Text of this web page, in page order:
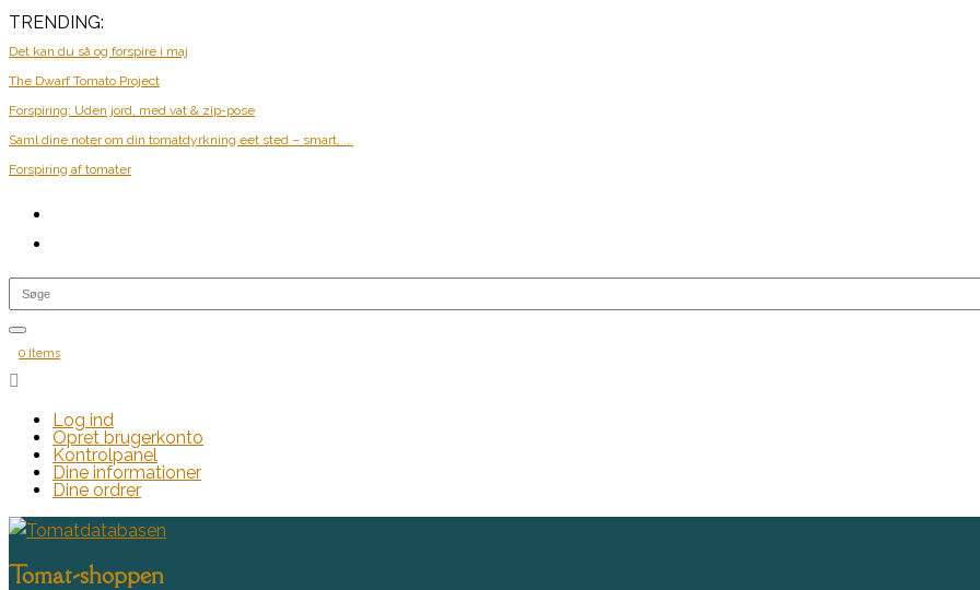
TRENDING:
Det kan du så og forspire i maj
The Dwarf Tomato Project
Forspiring: Uden jord, med vat & zip-pose
Saml dine noter om din tomatdyrkning eet sted – smart, ...
Forspiring af tomater
0 Items

Log ind
Opret brugerkonto
Kontrolpanel
Dine informationer
Dine ordrer
Tomat-shoppen